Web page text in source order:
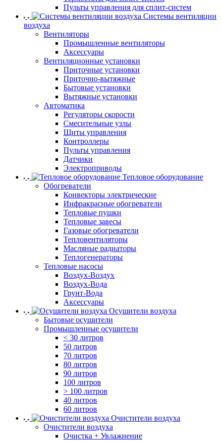
Пульты управления для сплит-систем
Системы вентиляции
воздуха
Вентиляторы
Промышленные вентиляторы
Аксессуары
Вентиляционные установки
Приточные установки
Приточно-вытяжные
Бытовые установки
Вытяжные установки
Автоматика
Регуляторы скорости
Смесительные узлы
Щиты управления
Контроллеры
Пульты управления
Датчики
Электроприводы
Тепловое оборудование
Обогреватели
Конвекторы электрические
Инфракрасные обогреватели
Тепловые пушки
Тепловые завесы
Газовые обогреватели
Тепловентиляторы
Масляные радиаторы
Теплогенераторы
Тепловые насосы
Воздух-Воздух
Воздух-Вода
Грунт-Вода
Аксессуары
Осушители воздуха
Бытовые осушители
Промышленные осушители
< 30 литров
50 литров
70 литров
80 литров
90 литров
100 литров
> 100 литров
40 литров
60 литров
Очистители воздуха
Очистители воздуха
Очистка + Увлажнение